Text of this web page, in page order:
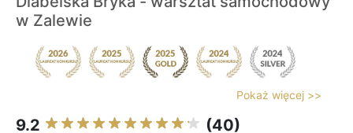
w Zalewie
Pokaż więcej >>
9.2 (40)